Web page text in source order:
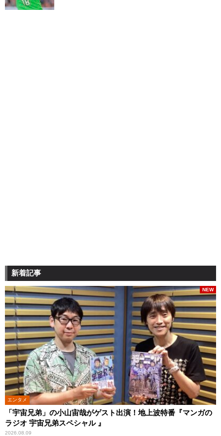
新着記事
エンタメ
「宇宙兄弟」の小山宙哉がゲスト出演！地上波特番『マンガの
ラジオ 宇宙兄弟スペシャル 』
2026.08.09
NEW